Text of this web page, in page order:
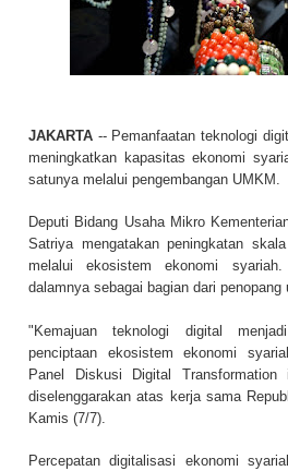
JAKARTA -- Pemanfaatan teknologi
meningkatkan kapasitas ekonomi
satunya melalui pengembangan UMKM.
Deputi Bidang Usaha Mikro
Satriya mengatakan peningkatan
melalui ekosistem ekonomi
dalamnya sebagai bagian dari penopang
"Kemajuan teknologi digital
penciptaan ekosistem ekonomi
Panel Diskusi Digital
diselenggarakan atas kerja sama
Kamis (7/7).
Percepatan digitalisasi ekonomi